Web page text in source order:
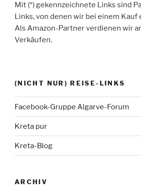
Mit (*) gekennzeichnete Links sind
Links, von denen wir bei einem
Als Amazon-Partner verdienen wir
Verkäufen.
(NICHT NUR) REISE-LINKS
Facebook-Gruppe Algarve-Forum
Kreta pur
Kreta-Blog
ARCHIV